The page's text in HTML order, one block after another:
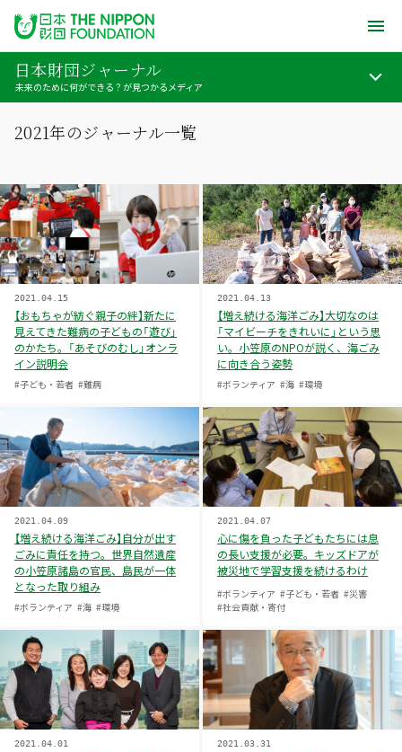
日本財団ジャーナル
未来のために何ができる？が見つかるメディア
2021年のジャーナル一覧
【おもちゃが紡ぐ親子の絆】新たに
見えてきた難病の子どもの「遊び」
のかたち。「あそびのむし」オンラ
イン説明会
2021.04.15
#子ども・若者 #難病
【増え続ける海洋ごみ】大切なのは
「マイビーチをきれいに」という思
い。小笠原のNPOが説く、海ごみ
に向き合う姿勢
2021.04.13
#ボランティア #海 #環境
【増え続ける海洋ごみ】自分が出す
ごみに責任を持つ。世界自然遺産
の小笠原諸島の官民、島民が一体
となった取り組み
2021.04.09
#ボランティア #海 #環境
心に傷を負った子どもたちには息
の長い支援が必要。キッズドアが
被災地で学習支援を続けるわけ
2021.04.07
#ボランティア #子ども・若者 #災害
#社会貢献・寄付
2021.04.01 2021.03.31